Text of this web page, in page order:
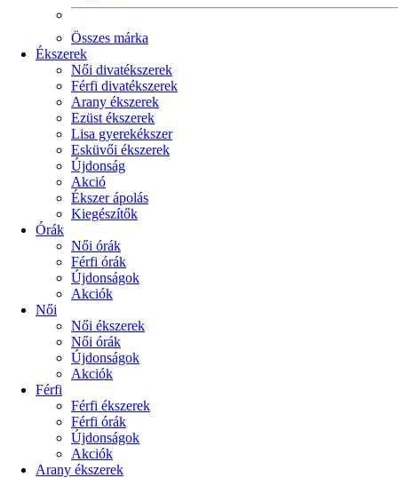
Összes márka
Ékszerek
Női divatékszerek
Férfi divatékszerek
Arany ékszerek
Ezüst ékszerek
Lisa gyerekékszer
Esküvői ékszerek
Újdonság
Akció
Ékszer ápolás
Kiegészítők
Órák
Női órák
Férfi órák
Újdonságok
Akciók
Női
Női ékszerek
Női órák
Újdonságok
Akciók
Férfi
Férfi ékszerek
Férfi órák
Újdonságok
Akciók
Arany ékszerek